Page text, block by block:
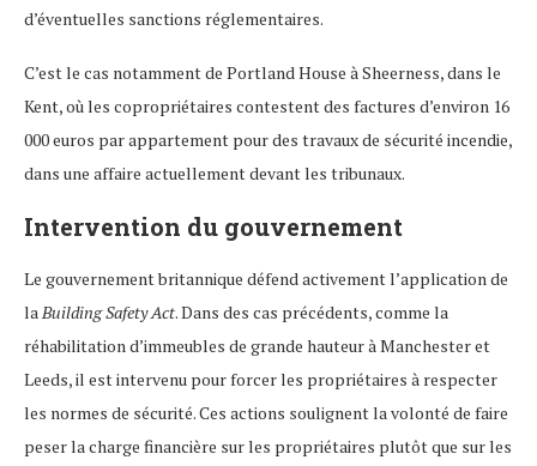
d’éventuelles sanctions réglementaires.
C’est le cas notamment de Portland House à Sheerness, dans le
Kent, où les copropriétaires contestent des factures d’environ 16
000 euros par appartement pour des travaux de sécurité incendie,
dans une affaire actuellement devant les tribunaux.
Intervention du gouvernement
Le gouvernement britannique défend activement l’application de
laBuilding Safety Act. Dans des cas précédents, comme la
réhabilitation d’immeubles de grande hauteur à Manchester et
Leeds, il est intervenu pour forcer les propriétaires à respecter
les normes de sécurité. Ces actions soulignent la volonté de faire
peser la charge financière sur les propriétaires plutôt que sur les